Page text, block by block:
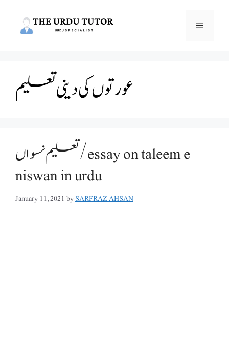
Menu
عورتوں کی دینی تعلیم
تعلیم نسواں/essay on taleem e
niswan in urdu
January 11, 2021 bySARFRAZ AHSAN